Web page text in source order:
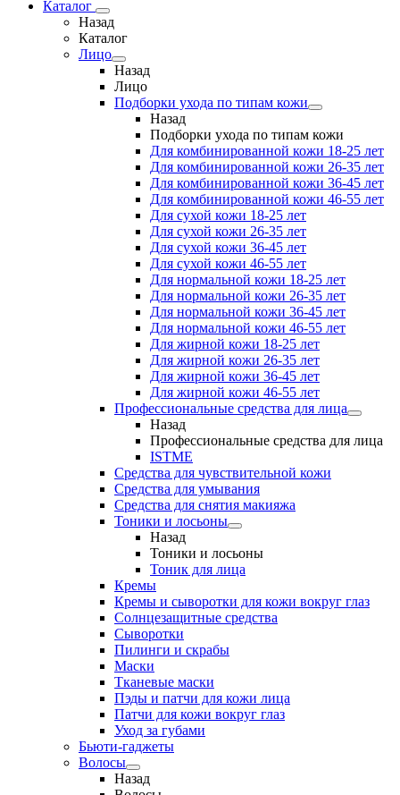
Каталог
Назад
Каталог
Лицо
Назад
Лицо
Подборки ухода по типам кожи
Назад
Подборки ухода по типам кожи
Для комбинированной кожи 18-25 лет
Для комбинированной кожи 26-35 лет
Для комбинированной кожи 36-45 лет
Для комбинированной кожи 46-55 лет
Для сухой кожи 18-25 лет
Для сухой кожи 26-35 лет
Для сухой кожи 36-45 лет
Для сухой кожи 46-55 лет
Для нормальной кожи 18-25 лет
Для нормальной кожи 26-35 лет
Для нормальной кожи 36-45 лет
Для нормальной кожи 46-55 лет
Для жирной кожи 18-25 лет
Для жирной кожи 26-35 лет
Для жирной кожи 36-45 лет
Для жирной кожи 46-55 лет
Профессиональные средства для лица
Назад
Профессиональные средства для лица
ISTME
Средства для чувствительной кожи
Средства для умывания
Средства для снятия макияжа
Тоники и лосьоны
Назад
Тоники и лосьоны
Тоник для лица
Кремы
Кремы и сыворотки для кожи вокруг глаз
Солнцезащитные средства
Сыворотки
Пилинги и скрабы
Маски
Тканевые маски
Пэды и патчи для кожи лица
Патчи для кожи вокруг глаз
Уход за губами
Бьюти-гаджеты
Волосы
Назад